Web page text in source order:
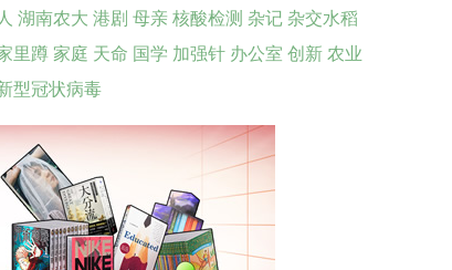
湖南农大港剧母亲核酸检测杂记杂交水稻
里蹲家庭 天命 国学 加强针办公室创新农业
型冠状病毒